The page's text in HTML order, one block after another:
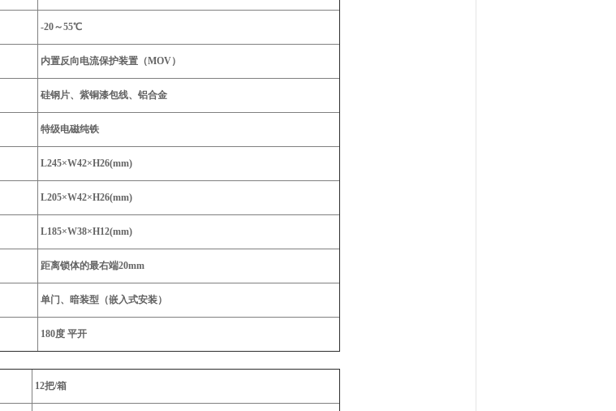
-20～55℃
内置反向电流保护装置（MOV）
硅钢片、紫铜漆包线、铝合金
特级电磁纯铁
L245×W42×H26(mm)
L205×W42×H26(mm)
L185×W38×H12(mm)
距离锁体的最右端20mm
单门、暗装型（嵌入式安装）
180度 平开
12把/箱